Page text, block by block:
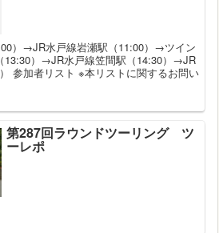
）→JR水戸線岩瀬駅（11:00）→ツイン
13:30）→JR水戸線笠間駅（14:30）→JR
参加者リスト ※本リストに関するお問い
第287回ラウンドツーリング ツ
ーレポ